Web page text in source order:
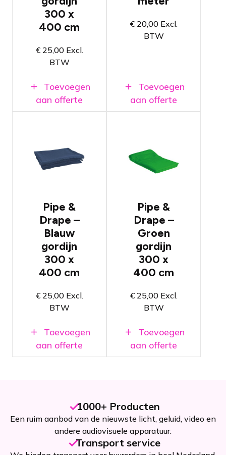
uiterlijk
Vervaardigd
van MGS
300 x
400 cm
€25,00Excl.
BTW
Toevoegen
aan offerte
tussen 1.8
in hoogte
Beschikbaar
€20,00Excl.
BTW
Toevoegen
aan offerte
in blauwe
kleur
Geplooid
voor een
elegant
uiterlijk
Vervaardigd
van dimout
Pipe &
Drape –
Blauw
gordijn
300 x
400 cm
€25,00Excl.
BTW
Toevoegen
aan offerte
Pipe &
in groene
kleur
Ongeplooid
voor een
strakke
achtergrond
Gemaakt
van Molton
Pipe &
Drape –
Groen
gordijn
300 x
400 cm
€25,00Excl.
BTW
Toevoegen
aan offerte
1000+ Producten
Een ruim aanbod van de nieuwste licht, geluid, video en
andere audiovisuele apparatuur.
Transport service